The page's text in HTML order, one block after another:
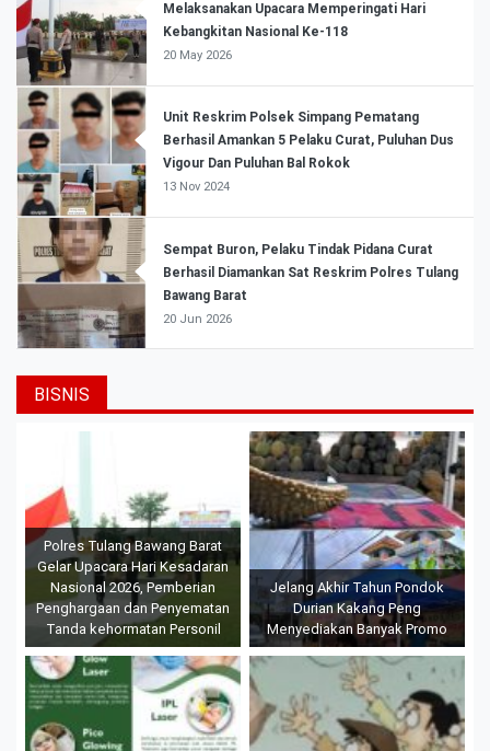
Melaksanakan Upacara Memperingati Hari
Kebangkitan Nasional Ke-118
20 May 2026
Unit Reskrim Polsek Simpang Pematang
Berhasil Amankan 5 Pelaku Curat, Puluhan Dus
Vigour Dan Puluhan Bal Rokok
13 Nov 2024
Sempat Buron, Pelaku Tindak Pidana Curat
Berhasil Diamankan Sat Reskrim Polres Tulang
Bawang Barat
20 Jun 2026
BISNIS
Polres Tulang Bawang Barat
Gelar Upacara Hari Kesadaran
Nasional 2026, Pemberian
Penghargaan dan Penyematan
Tanda kehormatan Personil
Jelang Akhir Tahun Pondok
Durian Kakang Peng
Menyediakan Banyak Promo